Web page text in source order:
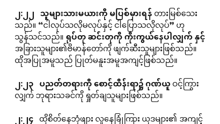
၂:၂၂ သူများသားမယားကိုမပြစ်မှားရန်တားမြစ်သေး
သည်။ “ငါလုပ်သလိုမလုပ်နှင့် ငါပြောသလိုလုပ်” ဟု
သွန်သင်သည်။ရုပ်တုဆင်းတုကိုကိုးကွယ်နေပါလျှက်နှင့်
အခြားသူများ၏ဗိမာန်တော်ကို ဖျက်ဆီးသူများဖြစ်သည်။
ထိုအပြုအမူသည် ပြုတ်မနူးအမူအကျင့်ဖြစ်သည်။
၂:၂၃ ပညတ်တရားကိုစောင့်ထိန်းရာ၌ဂုဏ်ယူဝင့်ကြွား
လျှက် ဘုရားသခင်ကို ရှုတ်ချသူများဖြစ်သည်။
၂:၂၄ ထိုစိတ်နေဘုံဖျား လူနေခြုံကြား ယုဒများ၏ အကျင့်